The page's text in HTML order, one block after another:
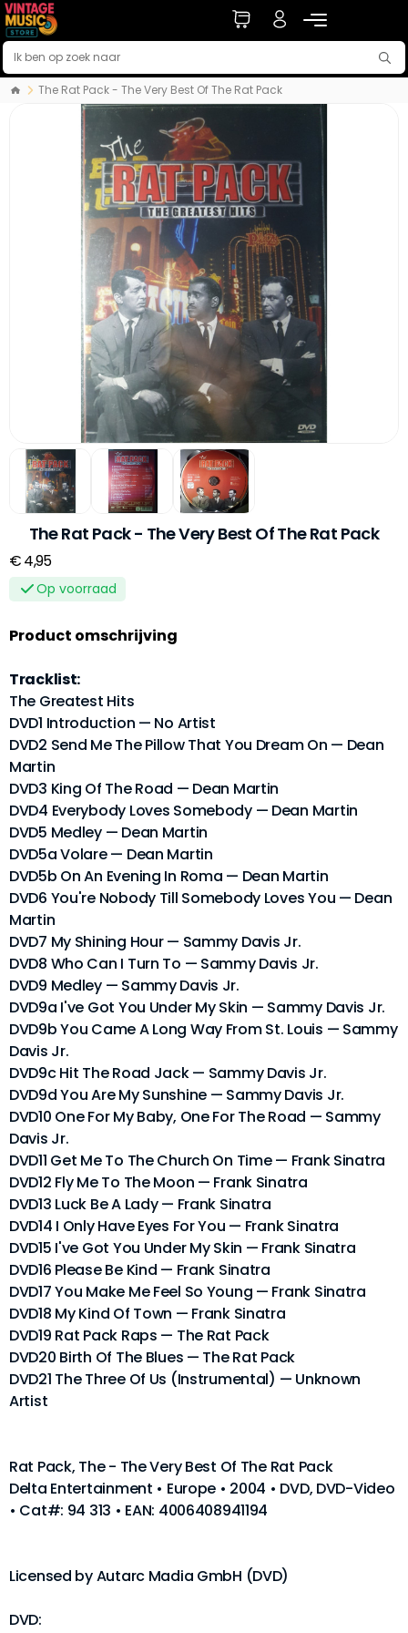
The Rat Pack - The Very Best Of The Rat Pack
The Rat Pack - The Very Best Of The Rat Pack
€ 4,95
Op voorraad
Product omschrijving
Tracklist:
The Greatest Hits
DVD1 Introduction — No Artist
DVD2 Send Me The Pillow That You Dream On — Dean
Martin
DVD3 King Of The Road — Dean Martin
DVD4 Everybody Loves Somebody — Dean Martin
DVD5 Medley — Dean Martin
DVD5a Volare — Dean Martin
DVD5b On An Evening In Roma — Dean Martin
DVD6 You're Nobody Till Somebody Loves You — Dean
Martin
DVD7 My Shining Hour — Sammy Davis Jr.
DVD8 Who Can I Turn To — Sammy Davis Jr.
DVD9 Medley — Sammy Davis Jr.
DVD9a I've Got You Under My Skin — Sammy Davis Jr.
DVD9b You Came A Long Way From St. Louis — Sammy
Davis Jr.
DVD9c Hit The Road Jack — Sammy Davis Jr.
DVD9d You Are My Sunshine — Sammy Davis Jr.
DVD10 One For My Baby, One For The Road — Sammy
Davis Jr.
DVD11 Get Me To The Church On Time — Frank Sinatra
DVD12 Fly Me To The Moon — Frank Sinatra
DVD13 Luck Be A Lady — Frank Sinatra
DVD14 I Only Have Eyes For You — Frank Sinatra
DVD15 I've Got You Under My Skin — Frank Sinatra
DVD16 Please Be Kind — Frank Sinatra
DVD17 You Make Me Feel So Young — Frank Sinatra
DVD18 My Kind Of Town — Frank Sinatra
DVD19 Rat Pack Raps — The Rat Pack
DVD20 Birth Of The Blues — The Rat Pack
DVD21 The Three Of Us (Instrumental) — Unknown
Artist
Rat Pack, The - The Very Best Of The Rat Pack
Delta Entertainment • Europe • 2004 • DVD, DVD-Video
• Cat#: 94 313 • EAN: 4006408941194
Licensed by Autarc Madia GmbH (DVD)
DVD: